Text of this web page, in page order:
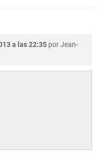
a las 22:35 porJean-